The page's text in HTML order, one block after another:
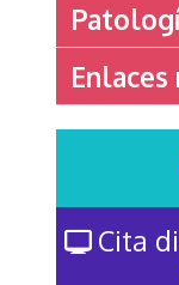
Cita